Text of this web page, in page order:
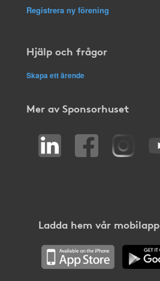
Registrera ny förening
Hjälp och frågor
Skapa ett ärende
Mer av Sponsorhuset
Ladda hem vår mobilapp